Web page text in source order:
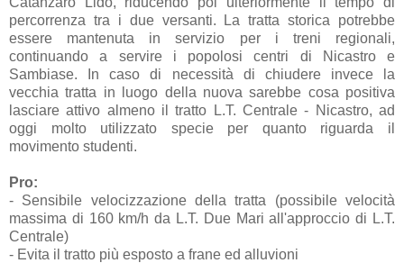
percorrenza tra i due versanti. La tratta storica potrebbe
essere mantenuta in servizio per i treni regionali,
continuando a servire i popolosi centri di Nicastro e
Sambiase. In caso di necessità di chiudere invece la
vecchia tratta in luogo della nuova sarebbe cosa positiva
lasciare attivo almeno il tratto L.T. Centrale - Nicastro, ad
oggi molto utilizzato specie per quanto riguarda il
movimento studenti.
Pro:
- Sensibile velocizzazione della tratta (possibile velocità
massima di 160 km/h da L.T. Due Mari all'approccio di L.T.
Centrale)
- Evita il tratto più esposto a frane ed alluvioni